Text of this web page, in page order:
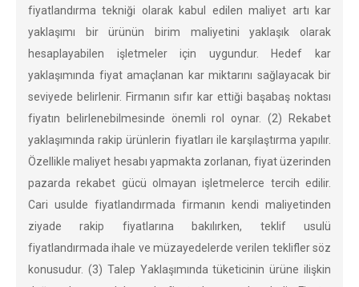
fiyatlandırma tekniği olarak kabul edilen maliyet artı kar
yaklaşımı bir ürünün birim maliyetini yaklaşık olarak
hesaplayabilen işletmeler için uygundur. Hedef kar
yaklaşımında fiyat amaçlanan kar miktarını sağlayacak bir
seviyede belirlenir. Firmanın sıfır kar ettiği başabaş noktası
fiyatın belirlenebilmesinde önemli rol oynar. (2) Rekabet
yaklaşımında rakip ürünlerin fiyatları ile karşılaştırma yapılır.
Özellikle maliyet hesabı yapmakta zorlanan, fiyat üzerinden
pazarda rekabet gücü olmayan işletmelerce tercih edilir.
Cari usulde fiyatlandırmada firmanın kendi maliyetinden
ziyade rakip fiyatlarına bakılırken, teklif usulü
fiyatlandırmada ihale ve müzayedelerde verilen teklifler söz
konusudur. (3) Talep Yaklaşımında tüketicinin ürüne ilişkin